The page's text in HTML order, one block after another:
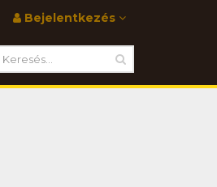
Bejelentkezés